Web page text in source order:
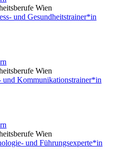
Wien
und Gesundheitstrainer*in
Wien
Kommunikationstrainer*in
Wien
und Führungsexperte*in